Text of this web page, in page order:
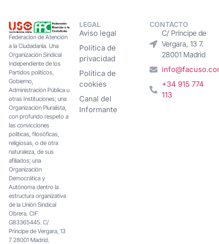
Federacion de Atención
a la Ciudadanía. Una
Organización Sindical
Independiente de los
Partidos políticos,
Gobierno,
Administración Pública u
otras Instituciones; una
Organización Pluralista,
con profundo respeto a
las convicciones
políticas, filosóficas,
religiosas, o de otra
naturaleza, de sus
afiliados; una
Organización
Democrática y
Autónoma dentro la
estructura organizativa
de la Unión Sindical
Obrera. CIF
G83365445. C/
Principe de Vergara, 13
7 28001 Madrid.
LEGAL
Aviso legal
Política de
privacidad
Política de
cookies
Canal del
Informante
CONTACTO
C/ Príncipe de
Vergara, 13 7.
28001 Madrid
+34 915 774
113